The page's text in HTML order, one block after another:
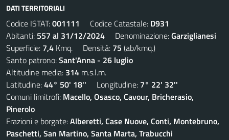
DATI TERRITORIALI
Codice ISTAT:001111 Codice Catastale: D931
Abitanti: 557 al 31/12/2024 Denominazione:Garziglianesi
Superficie: 7,4 Kmq. Densità: 75 (ab/kmq.)
Santo patrono:Sant'Anna - 26 luglio
Altitudine media: 314 m.s.l.m.
Latitudine:44° 50' 18'' Longitudine: 7° 22' 32''
Comuni limitrofi: Macello, Osasco, Cavour, Bricherasio,
Pinerolo
Frazioni e borgate:Alberetti, Case Nuove, Conti, Montebruno,
Paschetti, San Martino, Santa Marta, Trabucchi